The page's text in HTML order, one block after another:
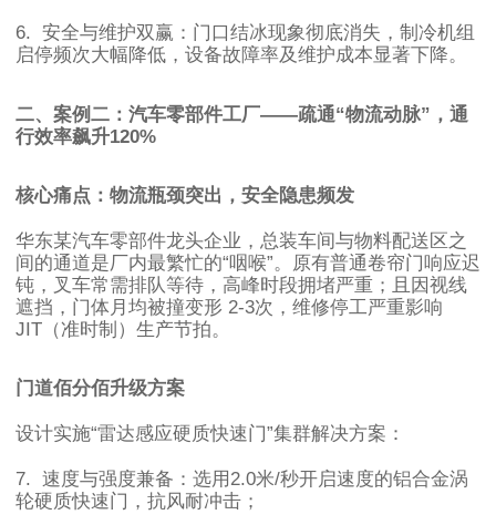
6. 安全与维护双赢：门口结冰现象彻底消失，制冷机组
启停频次大幅降低，设备故障率及维护成本显著下降。
二、案例二：汽车零部件工厂——疏通“物流动脉” ，通
行效率飙升120%
核心痛点：物流瓶颈突出，安全隐患频发
华东某汽车零部件龙头企业，总装车间与物料配送区之
间的通道是厂内最繁忙的“咽喉”。原有普通卷帘门响应迟
钝，叉车常需排队等待，高峰时段拥堵严重；且因视线
遮挡，门体月均被撞变形 2-3次，维修停工严重影响
JIT （准时制）生产节拍。
门道佰分佰升级方案
设计实施“雷达感应硬质快速门”集群解决方案：
7. 速度与强度兼备：选用 2.0米/秒开启速度的铝合金涡
轮硬质快速门，抗风耐冲击；